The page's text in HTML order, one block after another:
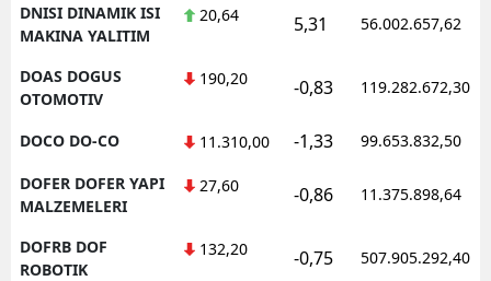
DNISI DINAMIK ISI
MAKINA YALITIM
20,64 5,31 56.002.657,62
DOAS DOGUS
OTOMOTIV
190,20 -0,83 119.282.672,30
DOCO DO-CO 11.310,00 -1,33 99.653.832,50
DOFER DOFER YAPI
MALZEMELERI
27,60 -0,86 11.375.898,64
DOFRB DOF
ROBOTIK
132,20 -0,75 507.905.292,40